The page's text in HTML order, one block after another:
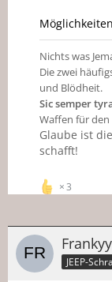
Nichts was
Die zwei
und Blödheit.
Sic semper
Waffen für
Glaube ist
schafft!
3
JEEP-